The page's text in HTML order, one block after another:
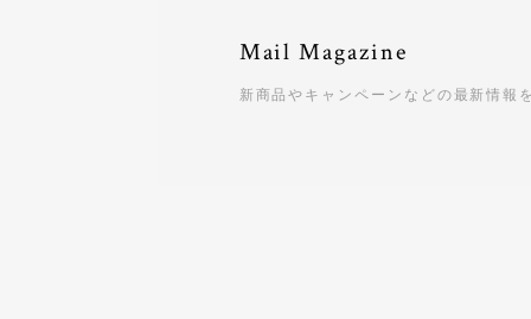
Mail Magazine
新商品やキャンペーンなどの最新情報